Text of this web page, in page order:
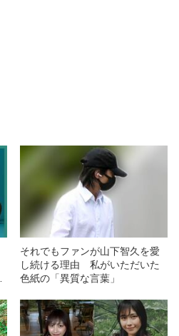
それでもファンが山下智久を愛
し続ける理由 私がいただいた
色紙の「異質な言葉」